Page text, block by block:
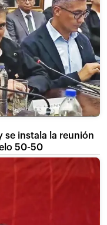
se instala la reunión
50-50